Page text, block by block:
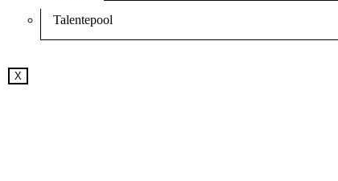
Talentepool
X